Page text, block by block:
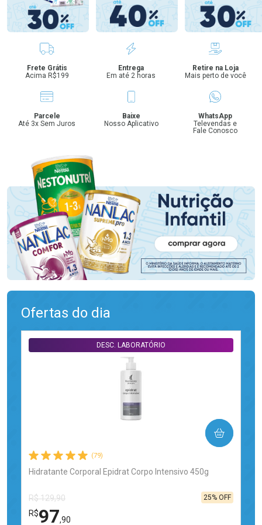
Benefícios
Frete Grátis
Acima R$199
Entrega
Em até 2 horas
Retire na Loja
Mais perto de você
Parcele
Até 3x Sem Juros
Baixe
Nosso Aplicativo
WhatsApp
Televendas e
Fale Conosco
Ofertas do dia
(79)
Hidratante Corporal Epidrat Corpo Intensivo 450g
DESC. LABORATÓRIO
R$ 129,90
R$97,90
25% OFF
COMPRAR